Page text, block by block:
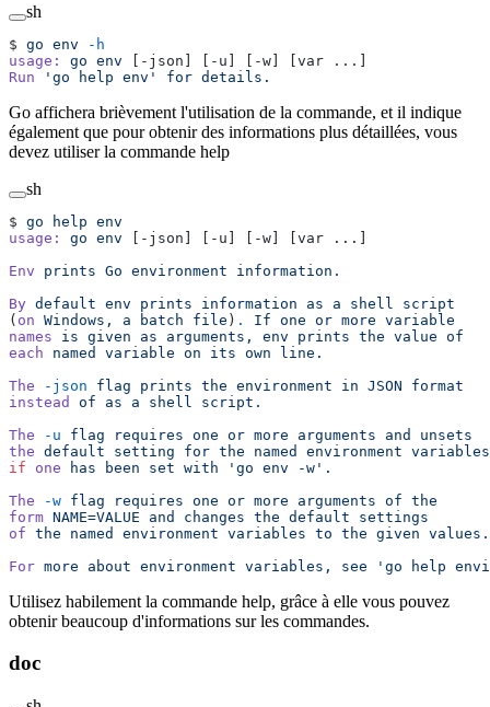
sh
$ go env -h
usage:
go env [-json] [-u] [-w] [var ...]
Run 'go help env' for details.
Go affichera brièvement l'utilisation de la commande, et il indique
également que pour obtenir des informations plus détaillées, vous
devez utiliser la commande help
sh
$ go help env
usage:
go env [-json] [-u] [-w] [var ...]
Env prints Go environment information.
By default env prints information as a shell
script
( on Windows, a batch file ) . If one or more variable
names is given as arguments, env prints the value of
each named variable on its own line.
The -json flag prints the environment in JSON format
instead
of as a shell
script.
The -u flag requires one or more arguments and
unsets
the default setting for the named environment
if one has been set with 'go env -w'.
The -w flag requires one or more arguments of the
form NAME=VALUE and changes the default settings
of the named environment variables to the given values.
For more about environment variables, see 'go help
Utilisez habilement la commande help, grâce à elle vous pouvez
obtenir beaucoup d'informations sur les commandes.
doc